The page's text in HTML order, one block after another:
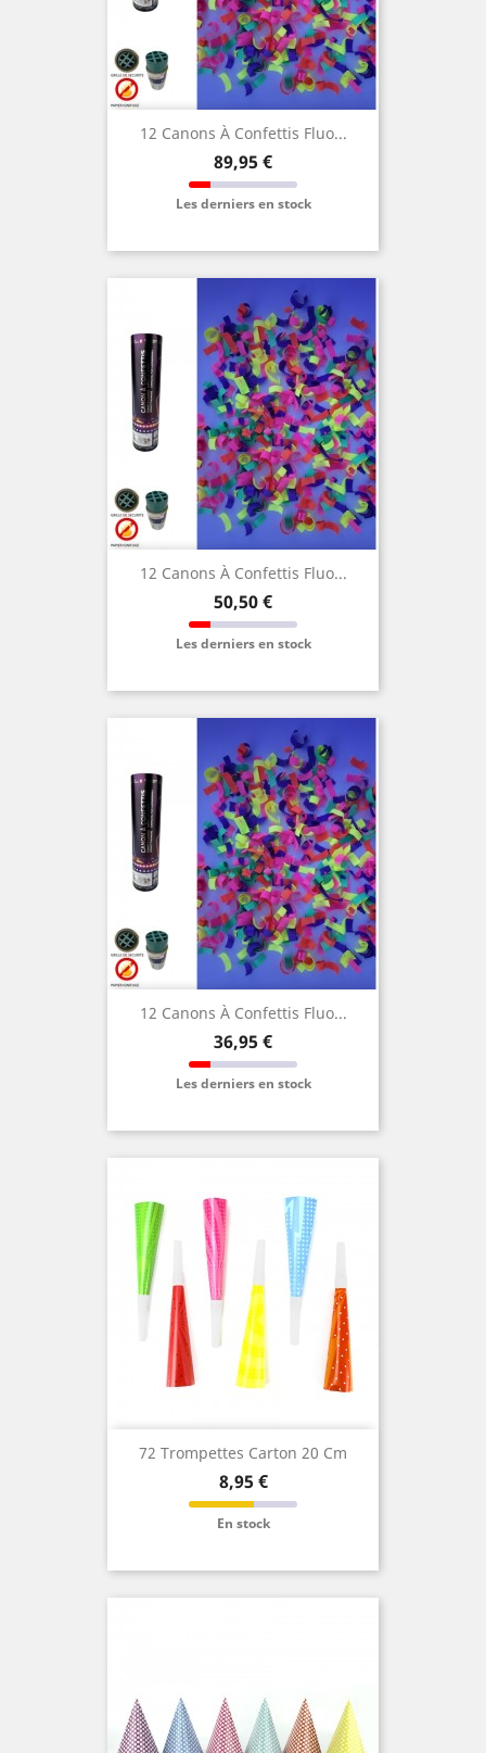
12 Canons À Confettis Fluo...
Prix
89,95 €
Les derniers en stock
12 Canons À Confettis Fluo...
Prix
50,50 €
Les derniers en stock
12 Canons À Confettis Fluo...
Prix
36,95 €
Les derniers en stock
72 Trompettes Carton 20 Cm
Prix
8,95 €
En stock